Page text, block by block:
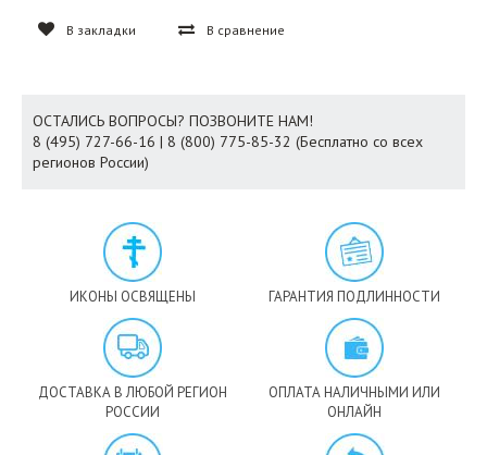
В закладки В сравнение
ОСТАЛИСЬ ВОПРОСЫ? ПОЗВОНИТЕ НАМ!
8 (495) 727-66-16 | 8 (800) 775-85-32 (Бесплатно со всех
регионов России)
ИКОНЫ ОСВЯЩЕНЫ ГАРАНТИЯ ПОДЛИННОСТИ
ДОСТАВКА В ЛЮБОЙ РЕГИОН
РОССИИ
ОПЛАТА НАЛИЧНЫМИ ИЛИ
ОНЛАЙН